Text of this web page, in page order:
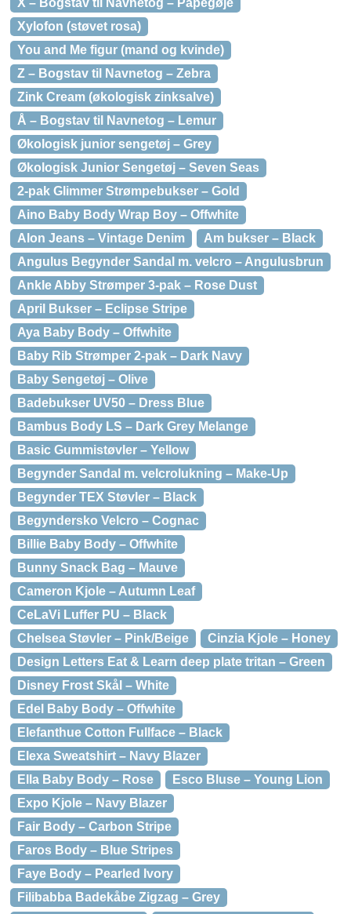
X – Bogstav til Navnetog – Papegøje
Xylofon (støvet rosa)
You and Me figur (mand og kvinde)
Z – Bogstav til Navnetog – Zebra
Zink Cream (økologisk zinksalve)
Å – Bogstav til Navnetog – Lemur
Økologisk junior sengetøj – Grey
Økologisk Junior Sengetøj – Seven Seas
2-pak Glimmer Strømpebukser – Gold
Aino Baby Body Wrap Boy – Offwhite
Alon Jeans – Vintage Denim
Am bukser – Black
Angulus Begynder Sandal m. velcro – Angulusbrun
Ankle Abby Strømper 3-pak – Rose Dust
April Bukser – Eclipse Stripe
Aya Baby Body – Offwhite
Baby Rib Strømper 2-pak – Dark Navy
Baby Sengetøj – Olive
Badebukser UV50 – Dress Blue
Bambus Body LS – Dark Grey Melange
Basic Gummistøvler – Yellow
Begynder Sandal m. velcrolukning – Make-Up
Begynder TEX Støvler – Black
Begyndersko Velcro – Cognac
Billie Baby Body – Offwhite
Bunny Snack Bag – Mauve
Cameron Kjole – Autumn Leaf
CeLaVi Luffer PU – Black
Chelsea Støvler – Pink/Beige
Cinzia Kjole – Honey
Design Letters Eat & Learn deep plate tritan – Green
Disney Frost Skål – White
Edel Baby Body – Offwhite
Elefanthue Cotton Fullface – Black
Elexa Sweatshirt – Navy Blazer
Ella Baby Body – Rose
Esco Bluse – Young Lion
Expo Kjole – Navy Blazer
Fair Body – Carbon Stripe
Faros Body – Blue Stripes
Faye Body – Pearled Ivory
Filibabba Badekåbe Zigzag – Grey